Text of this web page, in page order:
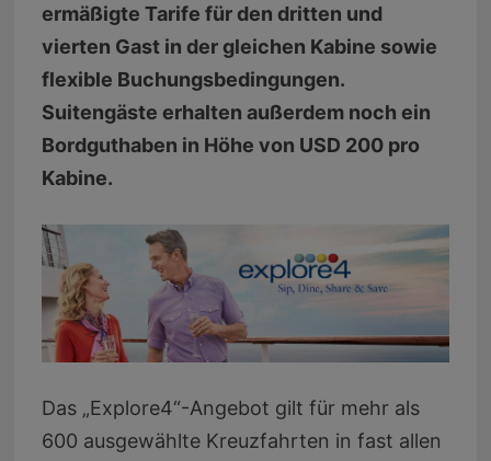
ermäßigte Tarife für den dritten und
vierten Gast in der gleichen Kabine sowie
flexible Buchungsbedingungen.
Suitengäste erhalten außerdem noch ein
Bordguthaben in Höhe von USD 200 pro
Kabine.
Das „Explore4“-Angebot gilt für mehr als
600 ausgewählte Kreuzfahrten in fast allen